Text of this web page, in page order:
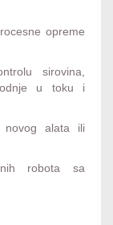
opreme
sirovina,
u toku i
novog alata ili
robota sa